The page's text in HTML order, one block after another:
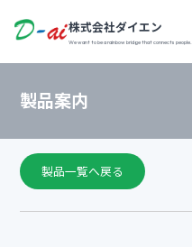
株式会社ダイエン
We want to be a rainbow bridge that connects people.
製品案内
製品一覧へ戻る